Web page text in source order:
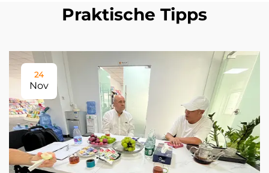
Praktische Tipps
24
Nov